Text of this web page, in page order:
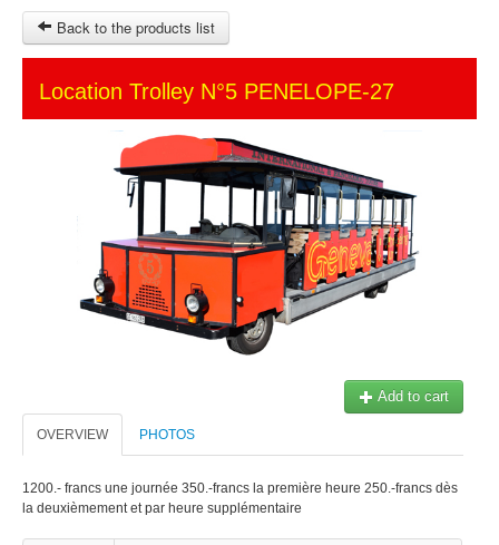
OTHER SITES
MY CART
SIGN IN
Back to the products list
Location Trolley N°5 PENELOPE-27
Add to cart
OVERVIEW PHOTOS
1200.- francs une journée 350.-francs la première heure 250.-francs dès
la deuxièmement et par heure supplémentaire
Ticket-Point Keytours Transfers Service
© 2023 Swisstours Transports SA - All rights reserved.